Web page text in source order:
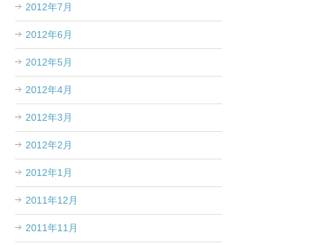
2012年7月
2012年6月
2012年5月
2012年4月
2012年3月
2012年2月
2012年1月
2011年12月
2011年11月